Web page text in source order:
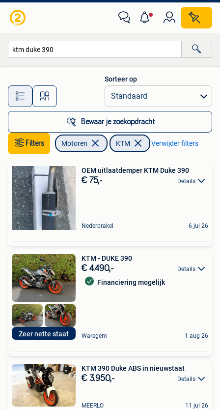
Alle afstanden…
Sorteer op
Bewaar je zoekopdracht
Filters Motoren KTM Verwijder filters
OEM uitlaatdemper KTM Duke 390
€ 75,- Details
Nederbrakel 6 jul 26
Zeer nette staat
KTM - DUKE 390
€ 4.490,- Details
Financiering mogelijk
Waregem 1 aug 26
KTM 390 Duke ABS in nieuwstaat
€ 3.950,- Details
MEERLO 11 jul 26